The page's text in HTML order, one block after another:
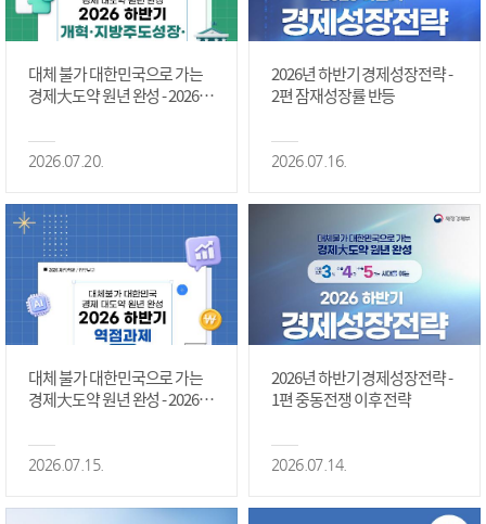
대체 불가 대한민국으로 가는
경제大도약 원년 완성 - 2026 하
정상화 #2편
2026.07.20.
2026년 하반기 경제성장전략 -
2편 잠재성장률 반등
2026.07.16.
대체 불가 대한민국으로 가는
경제大도약 원년 완성 - 2026 하
2026.07.15.
2026년 하반기 경제성장전략 -
1편 중동전쟁 이후 전략
2026.07.14.